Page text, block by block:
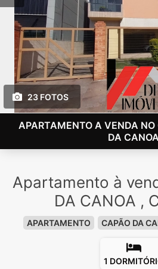
23 FOTOS
APARTAMENTO A VENDA NO
DA CANOA
Apartamento à
DA CANOA ,
APARTAMENTO CAPÃO DA
1